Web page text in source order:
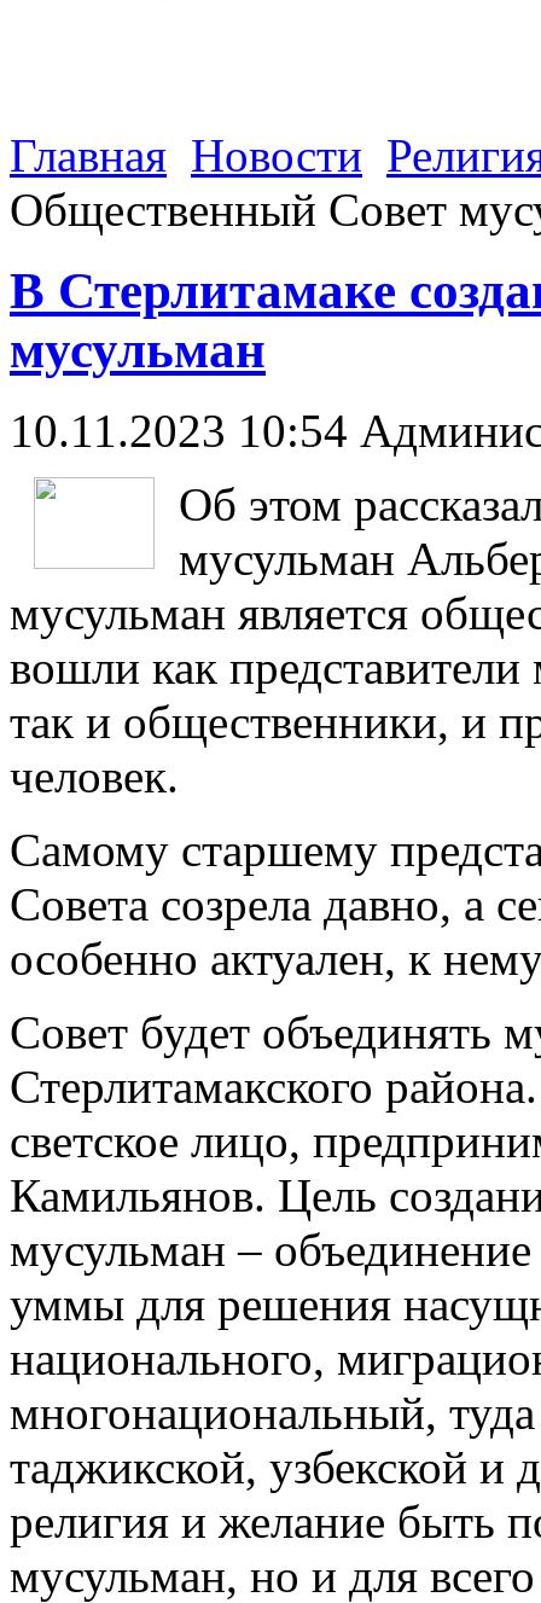
Главная Новости
Общественный Совет
В Стерлитамаке
мусульман
10.11.2023 10:54
Об этом
мусульман
мусульман является
вошли как представители
так и общественники, и
человек.
Самому старшему
Совета созрела давно, а
особенно актуален, к
Совет будет объединять
Стерлитамакского
светское лицо,
Камильянов. Цель
мусульман –
уммы для решения
национального,
многонациональный, туда
таджикской, узбекской и
религия и желание быть
мусульман, но и для